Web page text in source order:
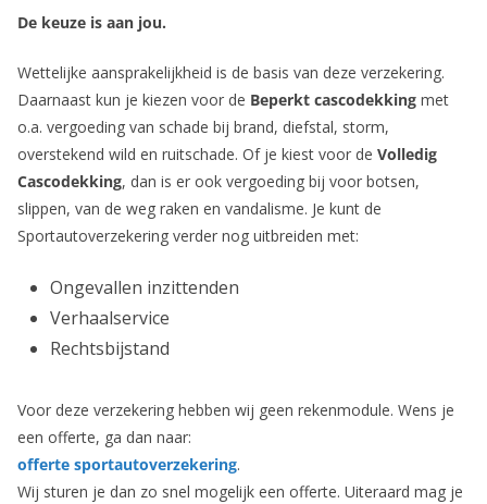
De keuze is aan jou.
Wettelijke aansprakelijkheid is de basis van deze verzekering.
Daarnaast kun je kiezen voor de Beperkt cascodekking met
o.a. vergoeding van schade bij brand, diefstal, storm,
overstekend wild en ruitschade. Of je kiest voor de Volledig
Cascodekking, dan is er ook vergoeding bij voor botsen,
slippen, van de weg raken en vandalisme. Je kunt de
Sportautoverzekering verder nog uitbreiden met:
Ongevallen inzittenden
Verhaalservice
Rechtsbijstand
Voor deze verzekering hebben wij geen rekenmodule. Wens je
een offerte, ga dan naar:
offerte sportautoverzekering.
Wij sturen je dan zo snel mogelijk een offerte. Uiteraard mag je